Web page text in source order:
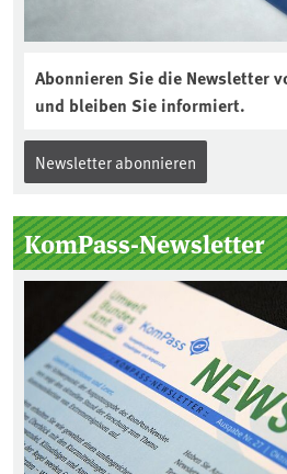
Abonnieren Sie die Newsletter
und bleiben Sie informiert.
Newsletter abonnieren
KomPass-Newsletter